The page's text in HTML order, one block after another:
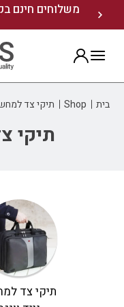
הרשמה
בית Shop תיקי צד
תיקי
תיקי צד